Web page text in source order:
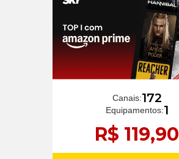
Canais:172
Equipamentos:1
R$ 119,90